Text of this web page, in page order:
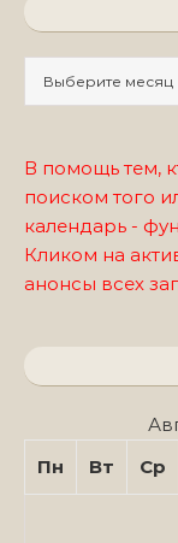
В помощь тем,
поиском того
календарь -
Кликом на
анонсы всех
Пн
Вт Ср